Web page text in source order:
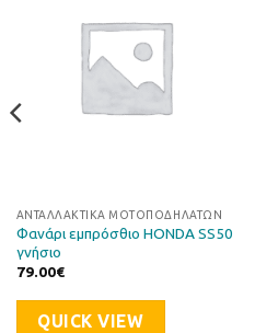
Επιθυμιών
ΑΝΤΑΛΛΑΚΤΙΚΆ ΜΟΤΟΠΟΔΗΛΆΤΩΝ
Φανάρι εμπρόσθιο HONDA SS50
γνήσιο
79.00€
QUICK VIEW